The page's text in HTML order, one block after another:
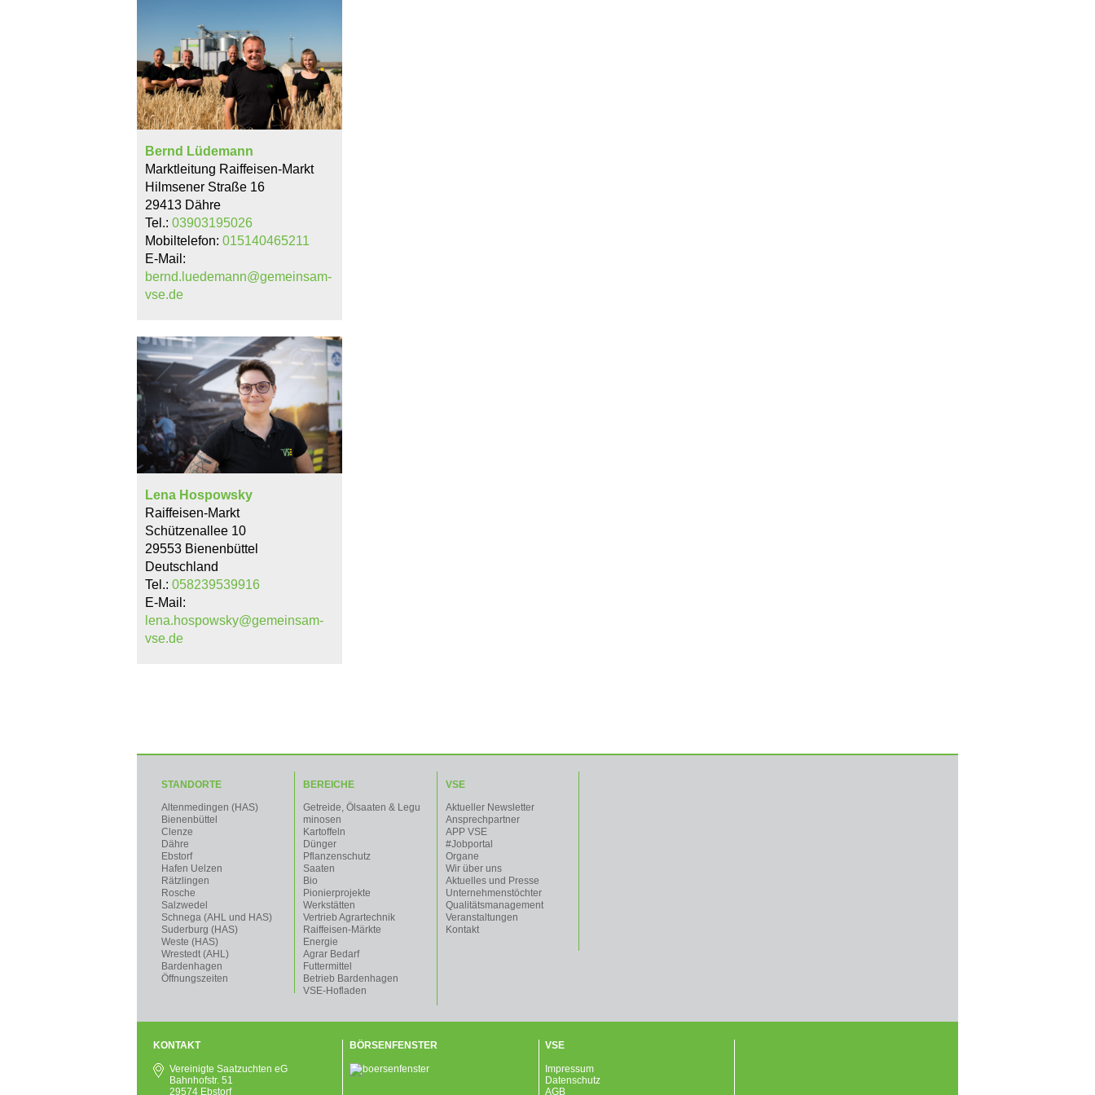
Bernd Lüdemann
Marktleitung Raiffeisen-Markt
Hilmsener Straße 16
29413 Dähre
Tel.: 03903195026
Mobiltelefon: 015140465211
E-Mail:
bernd.luedemann@gemeinsam-
vse.de
Lena Hospowsky
Raiffeisen-Markt
Schützenallee 10
29553 Bienenbüttel
Deutschland
Tel.: 058239539916
E-Mail:
lena.hospowsky@gemeinsam-
vse.de
STANDORTE
Altenmedingen (HAS)
Bienenbüttel
Clenze
Dähre
Ebstorf
Hafen Uelzen
Rätzlingen
Rosche
Salzwedel
Schnega (AHL und HAS)
Suderburg (HAS)
Weste (HAS)
Wrestedt (AHL)
Bardenhagen
Öffnungszeiten
BEREICHE
Getreide, Ölsaaten & Legu
minosen
Kartoffeln
Dünger
Pflanzenschutz
Saaten
Bio
Pionierprojekte
Werkstätten
Vertrieb Agrartechnik
Raiffeisen-Märkte
Energie
Agrar Bedarf
Futtermittel
Betrieb Bardenhagen
VSE-Hofladen
VSE
Aktueller Newsletter
Ansprechpartner
APP VSE
#Jobportal
Organe
Wir über uns
Aktuelles und Presse
Unternehmenstöchter
Qualitätsmanagement
Veranstaltungen
Kontakt
KONTAKT
Vereinigte Saatzuchten eG
Bahnhofstr. 51
29574 Ebstorf
BÖRSENFENSTER VSE
Impressum
Datenschutz
AGB